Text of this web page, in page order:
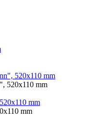
520x110 mm
mm